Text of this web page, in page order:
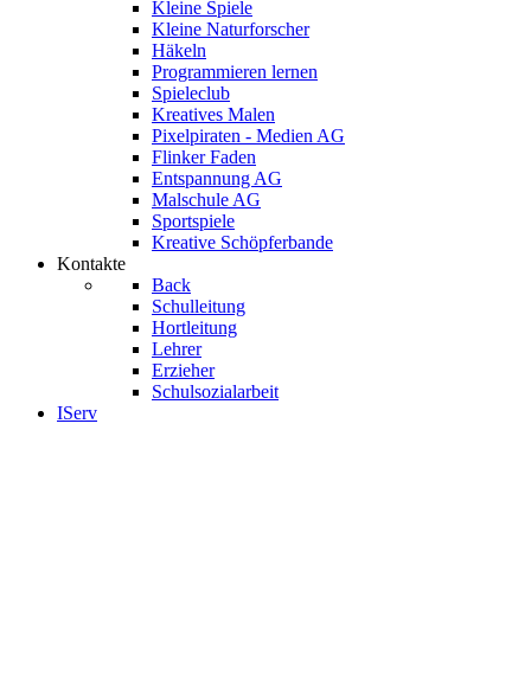
Kleine Spiele
Kleine Naturforscher
Häkeln
Programmieren lernen
Spieleclub
Kreatives Malen
Pixelpiraten - Medien AG
Flinker Faden
Entspannung AG
Malschule AG
Sportspiele
Kreative Schöpferbande
Kontakte
Back
Schulleitung
Hortleitung
Lehrer
Erzieher
Schulsozialarbeit
IServ